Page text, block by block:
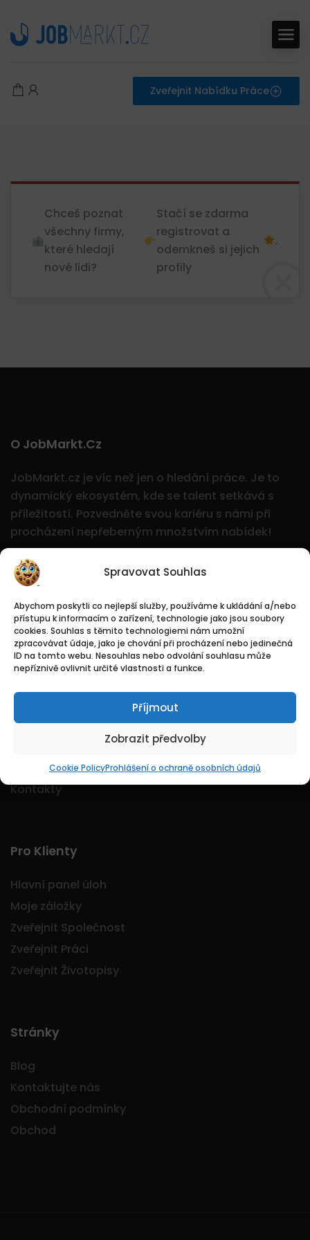
Spravovat Souhlas
Abychom poskytli co nejlepší služby, používáme k ukládání a/nebo
přístupu k informacím o zařízení, technologie jako jsou soubory
cookies. Souhlas s těmito technologiemi nám umožní
zpracovávat údaje, jako je chování při procházení nebo jedinečná
ID na tomto webu. Nesouhlas nebo odvolání souhlasu může
nepříznivě ovlivnit určité vlastnosti a funkce.
Příjmout
Zobrazit předvolby
Cookie PolicyProhlášení o ochraně osobních údajů
Zveřejnit Nabídku Práce
Chceš poznat
všechny firmy,
které hledají
nové lidi?
Stačí se zdarma
registrovat a
odemkneš si jejich
profily
.
O JobMarkt.cz
JobMarkt.cz je víc než jen o hledání práce. Je to
dynamický ekosystém, kde se talent setkává s
příležitostí. Pozvedněte svou kariéru s námi při
procházení nepřeberným množstvím nabídek!
Logo Jobmarkt.cz ® je registrovaná ochranná
známka.
Kontakty
Pro Klienty
Hlavní panel úloh
Moje záložky
Zveřejnit Společnost
Zveřejnit Práci
Zveřejnit Životopisy
Stránky
Blog
Kontaktujte nás
Obchodní podmínky
Obchod